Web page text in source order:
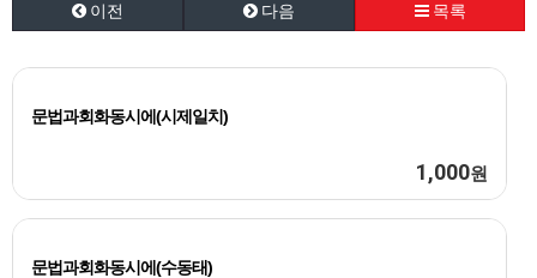
이전 다음 목록
문법과회화동시에(시제일치)
1,000원
문법과회화동시에(수동태)